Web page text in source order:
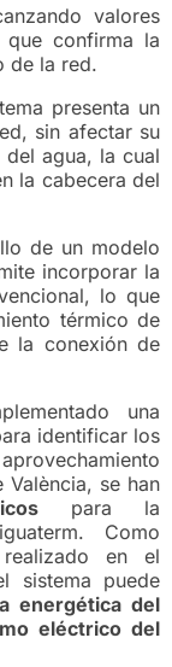
valores
confirma la
de la red.
presenta un
sin afectar su
agua, la cual
la cabecera del
de un modelo
incorporar la
lo que
térmico de
la conexión de
una
identificar los
se han
para la
Como
en el
sistema puede
energética del
eléctrico del